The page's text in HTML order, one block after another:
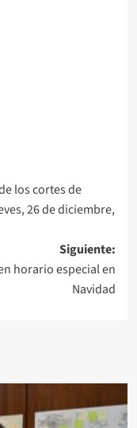
los cortes de
26 de diciembre,
Siguiente:
horario especial en
Navidad